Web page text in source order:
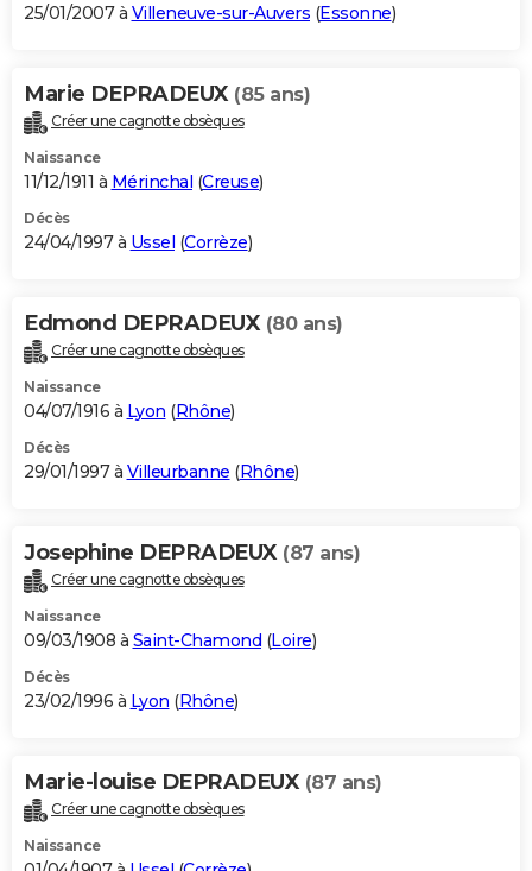
25/01/2007 à Villeneuve-sur-Auvers (Essonne)
Marie DEPRADEUX (85 ans)
Créer une cagnotte obsèques
Naissance
11/12/1911 à Mérinchal (Creuse)
Décès
24/04/1997 à Ussel (Corrèze)
Edmond DEPRADEUX (80 ans)
Créer une cagnotte obsèques
Naissance
04/07/1916 à Lyon (Rhône)
Décès
29/01/1997 à Villeurbanne (Rhône)
Josephine DEPRADEUX (87 ans)
Créer une cagnotte obsèques
Naissance
09/03/1908 à Saint-Chamond (Loire)
Décès
23/02/1996 à Lyon (Rhône)
Marie-louise DEPRADEUX (87 ans)
Créer une cagnotte obsèques
Naissance